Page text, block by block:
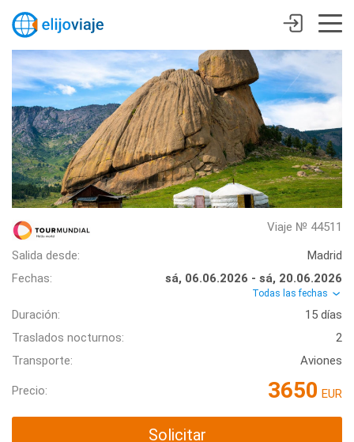
Viaje № 44511
Salida desde:
Madrid
Fechas:
sá, 06.06.2026 - sá, 20.06.2026
Todas las fechas
Duración:
15 días
Traslados nocturnos:
2
Transporte:
Aviones
Precio: 3650 EUR
Solicitar